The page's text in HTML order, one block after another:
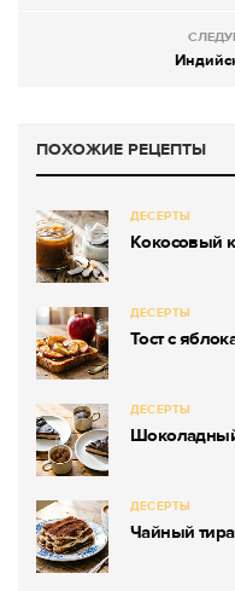
ПОХОЖИЕ РЕЦЕПТЫ
ДЕСЕРТЫ
Кокосовый
ДЕСЕРТЫ
Тост с
ДЕСЕРТЫ
ДЕСЕРТЫ
Чайный